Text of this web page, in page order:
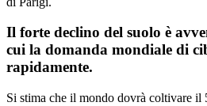
Il forte declino del suolo è
cui la domanda mondiale di
rapidamente.
Si stima che il mondo dovrà coltivare